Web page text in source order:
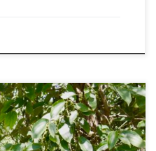
au Cambodge, dans la